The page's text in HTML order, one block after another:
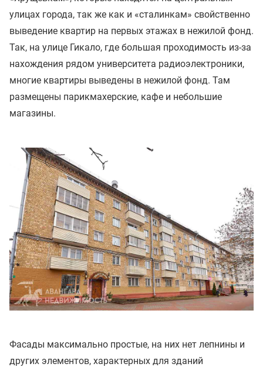
улицах города, так же как и «сталинкам» свойственно
выведение квартир на первых этажах в нежилой фонд.
Так, на улице Гикало, где большая проходимость из-за
нахождения рядом университета радиоэлектроники,
многие квартиры выведены в нежилой фонд. Там
размещены парикмахерские, кафе и небольшие
магазины.
Фасады максимально простые, на них нет лепнины и
других элементов, характерных для зданий